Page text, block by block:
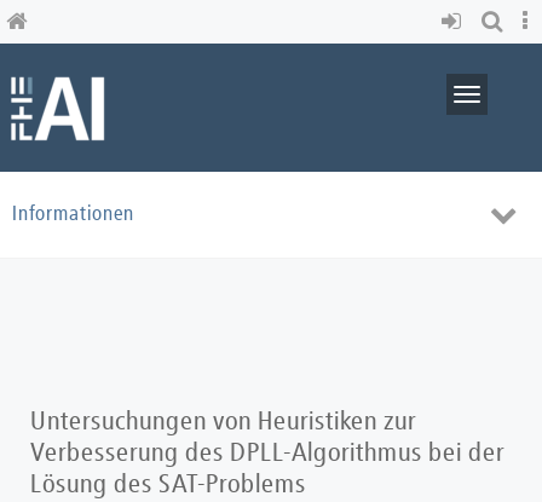
Skip
to
content
Toggle
Informationen
Toggle
Untersuchungen von Heuristiken zur
Verbesserung des DPLL-Algorithmus bei der
Lösung des SAT-Problems